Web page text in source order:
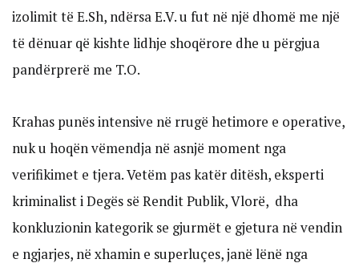
izolimit të E.Sh, ndërsa E.V. u fut në një dhomë me një
të dënuar që kishte lidhje shoqërore dhe u përgjua
pandërprerë me T.O.
Krahas punës intensive në rrugë hetimore e operative,
nuk u hoqën vëmendja në asnjë moment nga
verifikimet e tjera. Vetëm pas katër ditësh, eksperti
kriminalist i Degës së Rendit Publik, Vlorë, dha
konkluzionin kategorik se gjurmët e gjetura në vendin
e ngjarjes, në xhamin e superluçes, janë lënë nga